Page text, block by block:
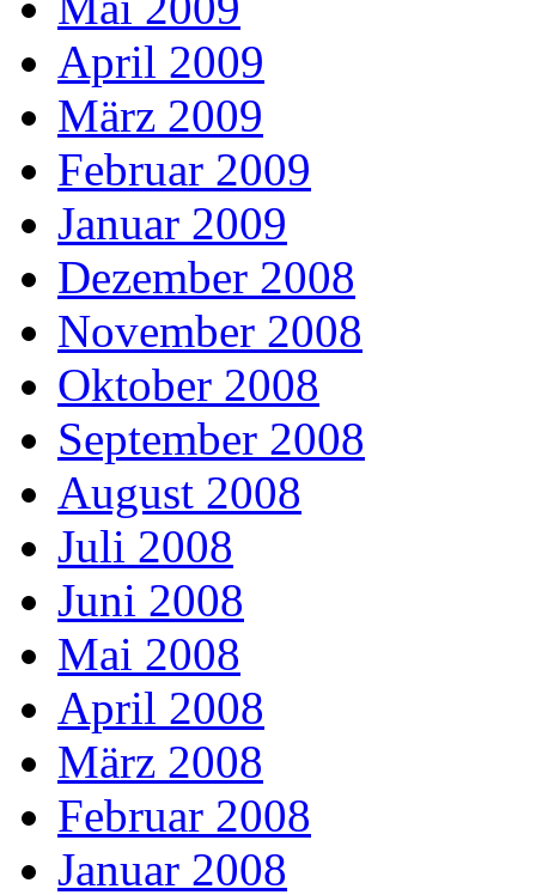
April 2009
März 2009
Februar 2009
Januar 2009
Dezember 2008
November 2008
Oktober 2008
September 2008
August 2008
Juli 2008
Juni 2008
Mai 2008
April 2008
März 2008
Februar 2008
Januar 2008